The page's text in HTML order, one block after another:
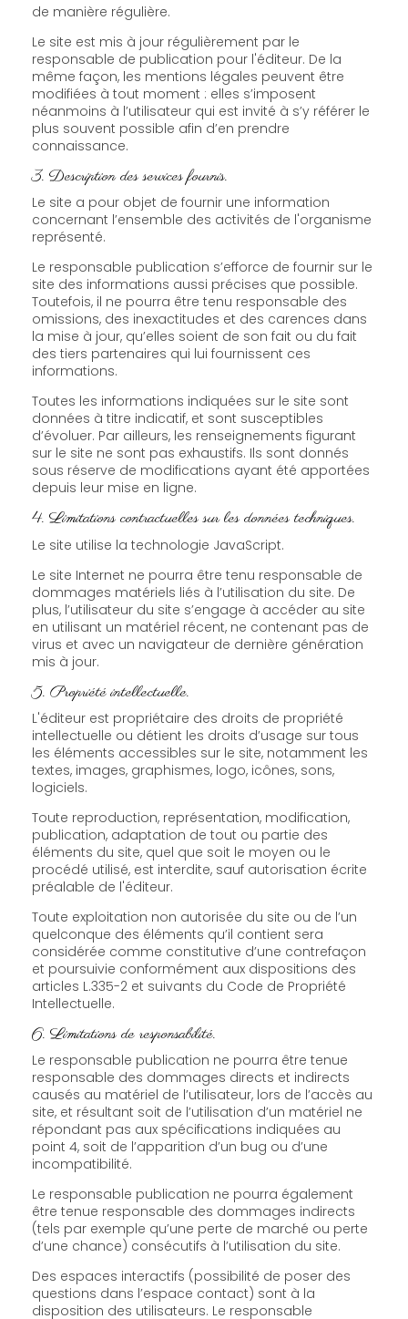
de manière régulière.
Le site est mis à jour régulièrement par le
responsable de publication pour l'éditeur. De la
même façon, les mentions légales peuvent être
modifiées à tout moment : elles s’imposent
néanmoins à l’utilisateur qui est invité à s’y référer le
plus souvent possible afin d’en prendre
connaissance.
3. Description des services fournis.
Le site a pour objet de fournir une information
concernant l’ensemble des activités de l'organisme
représenté.
Le responsable publication s’efforce de fournir sur le
site des informations aussi précises que possible.
Toutefois, il ne pourra être tenu responsable des
omissions, des inexactitudes et des carences dans
la mise à jour, qu’elles soient de son fait ou du fait
des tiers partenaires qui lui fournissent ces
informations.
Toutes les informations indiquées sur le site sont
données à titre indicatif, et sont susceptibles
d’évoluer. Par ailleurs, les renseignements figurant
sur le site ne sont pas exhaustifs. Ils sont donnés
sous réserve de modifications ayant été apportées
depuis leur mise en ligne.
4. Limitations contractuelles sur les données techniques.
Le site utilise la technologie JavaScript.
Le site Internet ne pourra être tenu responsable de
dommages matériels liés à l’utilisation du site. De
plus, l’utilisateur du site s’engage à accéder au site
en utilisant un matériel récent, ne contenant pas de
virus et avec un navigateur de dernière génération
mis à jour.
5. Propriété intellectuelle.
L'éditeur est propriétaire des droits de propriété
intellectuelle ou détient les droits d’usage sur tous
les éléments accessibles sur le site, notamment les
textes, images, graphismes, logo, icônes, sons,
logiciels.
Toute reproduction, représentation, modification,
publication, adaptation de tout ou partie des
éléments du site, quel que soit le moyen ou le
procédé utilisé, est interdite, sauf autorisation écrite
préalable de l'éditeur.
Toute exploitation non autorisée du site ou de l’un
quelconque des éléments qu’il contient sera
considérée comme constitutive d’une contrefaçon
et poursuivie conformément aux dispositions des
articles L.335-2 et suivants du Code de Propriété
Intellectuelle.
6. Limitations de responsabilité.
Le responsable publication ne pourra être tenue
responsable des dommages directs et indirects
causés au matériel de l’utilisateur, lors de l’accès au
site, et résultant soit de l’utilisation d’un matériel ne
répondant pas aux spécifications indiquées au
point 4, soit de l’apparition d’un bug ou d’une
incompatibilité.
Le responsable publication ne pourra également
être tenue responsable des dommages indirects
(tels par exemple qu’une perte de marché ou perte
d’une chance) consécutifs à l’utilisation du site.
Des espaces interactifs (possibilité de poser des
questions dans l’espace contact) sont à la
disposition des utilisateurs. Le responsable